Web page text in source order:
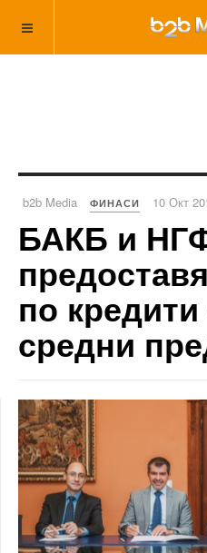
b2b Media ФИНАСИ 10 Окт
БАКБ и
по
средни